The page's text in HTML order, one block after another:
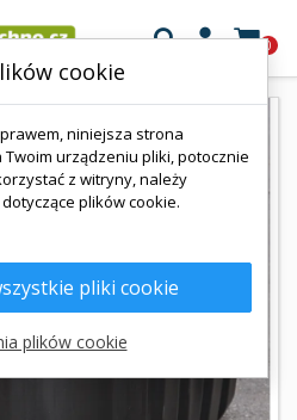
 0
cookie
niniejsza strona
urządzeniu pliki, potocznie
z witryny, należy
plików cookie.
pliki cookie
plików cookie